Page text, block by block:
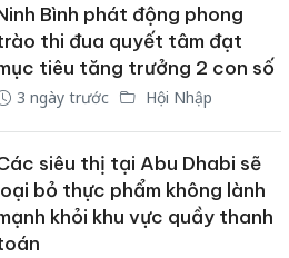
Bình phát động phong
thi đua quyết tâm đạt
tiêu tăng trưởng 2 con số
3 ngày trước Hội Nhập
siêu thị tại Abu Dhabi sẽ
bỏ thực phẩm không lành
khỏi khu vực quầy thanh